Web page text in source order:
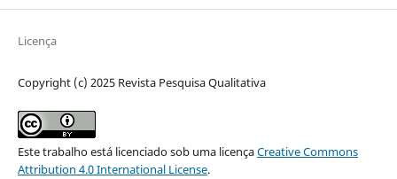
Licença
Copyright (c) 2025 Revista Pesquisa Qualitativa
Este trabalho está licenciado sob uma licençaCreative Commons
Attribution 4.0 International License.